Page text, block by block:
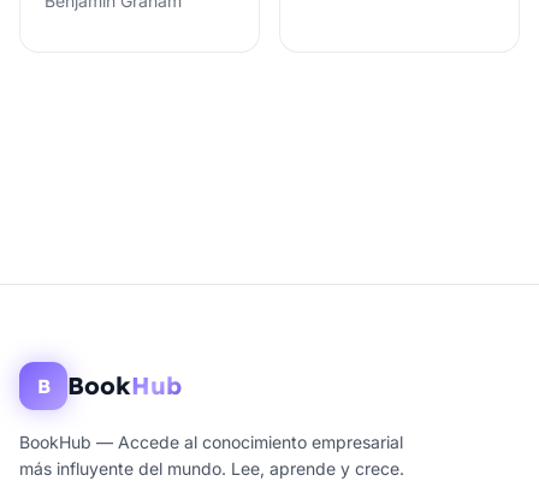
B BookHub
BookHub — Accede al conocimiento empresarial
más influyente del mundo. Lee, aprende y crece.